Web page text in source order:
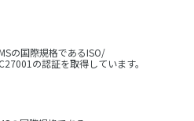
の国際規格であるISO/
の認証を取得しています。